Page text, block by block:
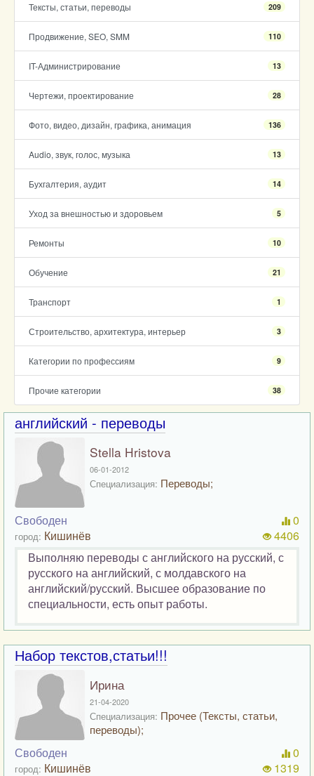
Тексты, статьи, переводы 209
Продвижение, SEO, SMM 110
IT-Администрирование 13
Чертежи, проектирование 28
Фото, видео, дизайн, графика, анимация 136
Audio, звук, голос, музыка 13
Бухгалтерия, аудит 14
Уход за внешностью и здоровьем 5
Ремонты 10
Обучение 21
Транспорт 1
Строительство, архитектура, интерьер 3
Категории по профессиям 9
Прочие категории 38
английский - переводы
Stella Hristova
06-01-2012
Специализация: Переводы;
Свободен
город: Кишинёв
0
4406
Выполняю переводы с английского на русский, с
русского на английский, с молдавского на
английский/русский. Высшее образование по
специальности, есть опыт работы.
Набор текстов,статьи!!!
Ирина
21-04-2020
Специализация: Прочее (Тексты, статьи,
переводы);
Свободен
город: Кишинёв
0
1319